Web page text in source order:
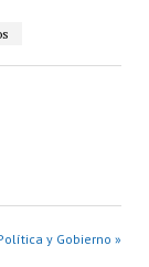
y Gobierno »